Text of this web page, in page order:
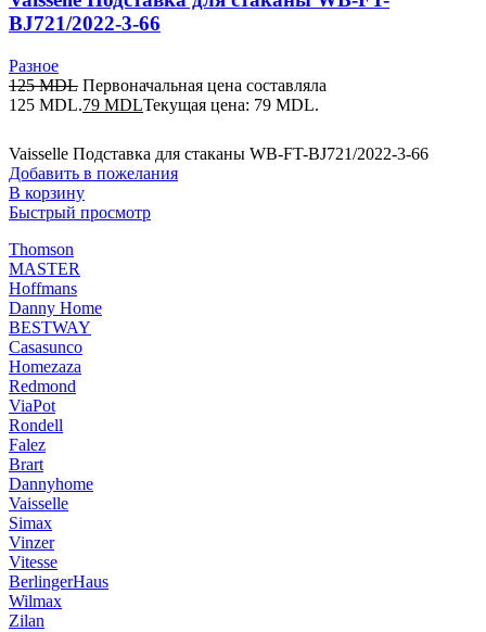
BJ721/2022-3-66
Разное
125MDL Первоначальная цена составляла
125 MDL.79 MDLТекущая цена: 79 MDL.
Vaisselle Подставка для cтаканы WB-FT-BJ721/2022-3-66
Добавить в пожелания
В корзину
Быстрый просмотр
Thomson
MASTER
Hoffmans
Danny Home
BESTWAY
Casasunco
Homezaza
Redmond
ViaPot
Rondell
Falez
Brart
Dannyhome
Vaisselle
Simax
Vinzer
Vitesse
BerlingerHaus
Wilmax
Zilan